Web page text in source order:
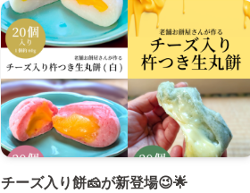
チーズ入り餅🧀が新登場😉🌟